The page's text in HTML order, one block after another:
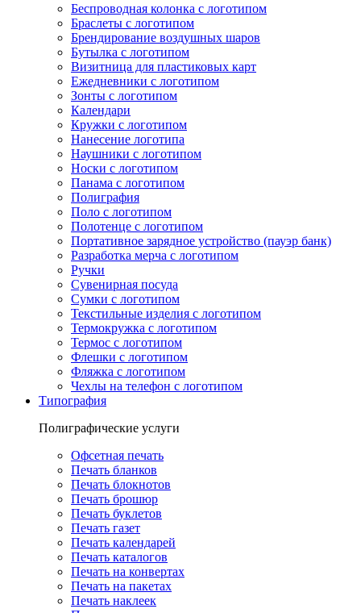
Беспроводная колонка с логотипом
Браслеты с логотипом
Брендирование воздушных шаров
Бутылка с логотипом
Визитница для пластиковых карт
Ежедневники с логотипом
Зонты с логотипом
Календари
Кружки с логотипом
Нанесение логотипа
Наушники с логотипом
Носки с логотипом
Панама с логотипом
Полиграфия
Поло с логотипом
Полотенце с логотипом
Портативное зарядное устройство (пауэр банк)
Разработка мерча с логотипом
Ручки
Сувенирная посуда
Сумки с логотипом
Текстильные изделия с логотипом
Термокружка с логотипом
Термос с логотипом
Флешки с логотипом
Фляжка с логотипом
Чехлы на телефон с логотипом
Типография
Полиграфические услуги
Офсетная печать
Печать бланков
Печать блокнотов
Печать брошюр
Печать буклетов
Печать газет
Печать календарей
Печать каталогов
Печать на конвертах
Печать на пакетах
Печать наклеек